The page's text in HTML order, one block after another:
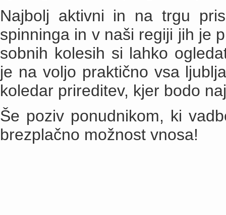
Najbolj aktivni in na trgu
spinninga in v naši regiji jih je
sobnih kolesih si lahko
je na voljo praktično vsa
koledar prireditev, kjer bodo
Še poziv ponudnikom, ki
brezplačno možnost vnosa!